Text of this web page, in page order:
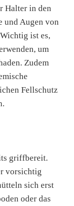
Halter in den
und Augen von
ist es,
um
Zudem
Fellschutz
griffbereit.
vorsichtig
sich erst
oder das